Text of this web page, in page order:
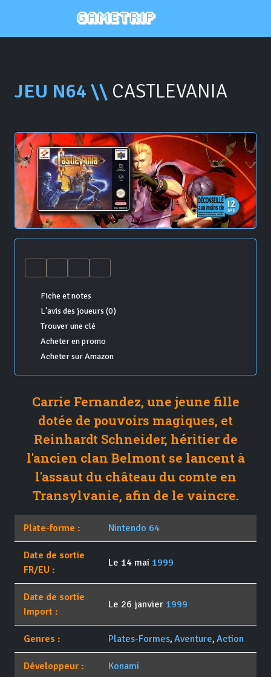
JEU N64 \\ CASTLEVANIA
Fiche et notes
L'avis des joueurs (0)
Trouver une clé
Acheter en promo
Acheter sur Amazon
Carrie Fernandez, une jeune fille
dotée de pouvoirs magiques, et
Reinhardt Schneider, héritier de
l'ancien clan Belmont se lancent à
l'assaut du château du comte en
Transylvanie, afin de le vaincre.
Plate-forme : Nintendo 64
Date de sortie
FR/EU :
Le 14 mai 1999
Date de sortie
Import :
Le 26 janvier 1999
Genres : Plates-Formes, Aventure, Action
Développeur : Konami